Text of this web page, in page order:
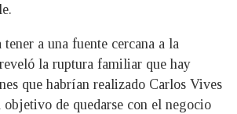
a una fuente cercana a la
la ruptura familiar que hay
que habrían realizado Carlos Vives
objetivo de quedarse con el negocio